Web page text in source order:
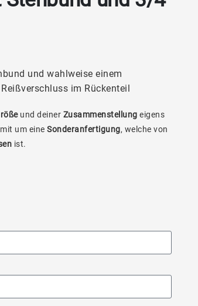
und wahlweise einem
im Rückenteil
und deiner Zusammenstellung eigens
um eine Sonderanfertigung, welche von
ist.